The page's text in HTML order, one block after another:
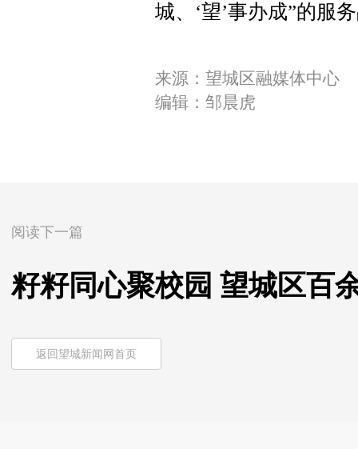
城、‘望’事办成”的服
来源：望城区融媒体中心
编辑：邹晨虎
阅读下一篇
籽籽同心聚校园 望城区百
返回望城新闻网首页